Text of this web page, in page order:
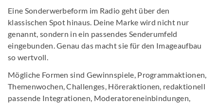
Eine Sonderwerbeform im Radio geht über den
klassischen Spot hinaus. Deine Marke wird nicht nur
genannt, sondern in ein passendes Senderumfeld
eingebunden. Genau das macht sie für den Imageaufbau
so wertvoll.
Mögliche Formen sind Gewinnspiele, Programmaktionen,
Themenwochen, Challenges, Höreraktionen, redaktionell
passende Integrationen, Moderatoreneinbindungen,